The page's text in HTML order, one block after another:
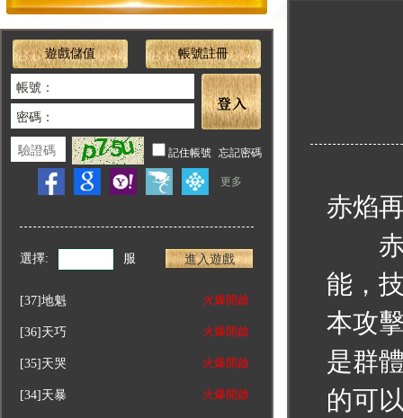
遊戲儲值 帳號註冊
選擇: 服 進入遊戲
[37]地魁 火爆開啟
[36] 天巧 火爆開啟
[35] 天哭 火爆開啟
[34] 天暴 火爆開啟
赤焰
赤焰
能，
本攻
是群
的可